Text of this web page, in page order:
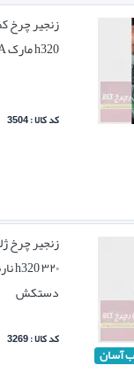
h320 مارک B-A-A
کد کالا : 3504
آسان
زنجیر چرخ
دستکش
کد کالا : 3269